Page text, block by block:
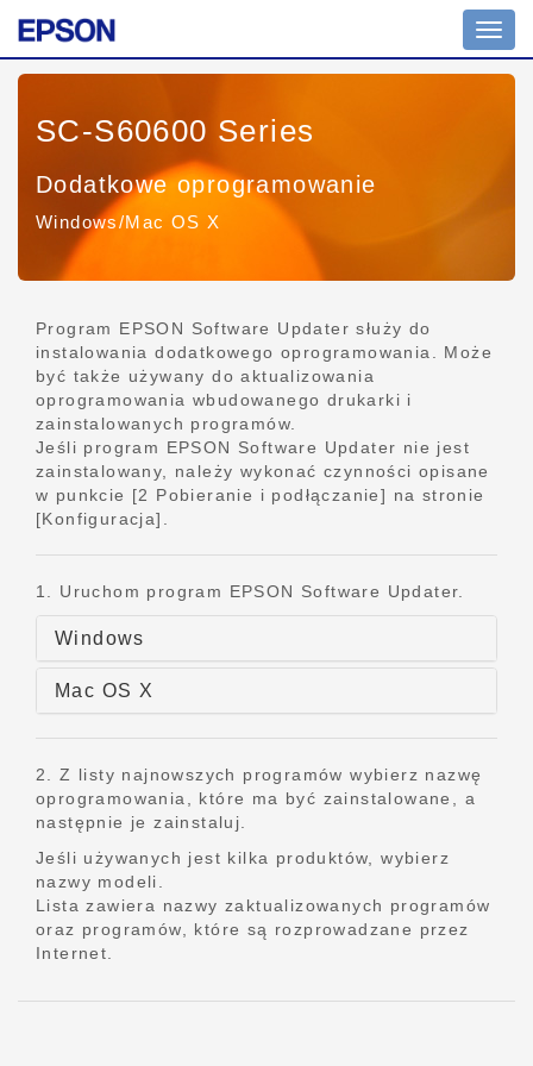
SC-S60600 Series
Dodatkowe oprogramowanie
Windows/Mac OS X
Program EPSON Software Updater służy do
instalowania dodatkowego oprogramowania. Może
być także używany do aktualizowania
oprogramowania wbudowanego drukarki i
zainstalowanych programów.
Jeśli program EPSON Software Updater nie jest
zainstalowany, należy wykonać czynności opisane
w punkcie [2 Pobieranie i podłączanie] na stronie
[Konfiguracja].
1. Uruchom program EPSON Software Updater.
Windows
Mac OS X
2. Z listy najnowszych programów wybierz nazwę
oprogramowania, które ma być zainstalowane, a
następnie je zainstaluj.
Jeśli używanych jest kilka produktów, wybierz
nazwy modeli.
Lista zawiera nazwy zaktualizowanych programów
oraz programów, które są rozprowadzane przez
Internet.